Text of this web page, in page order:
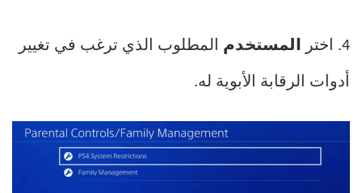
4. اختر المستخدم المطلوب الذي ترغب في تغيير
أدوات الرقابة الأبوية له.